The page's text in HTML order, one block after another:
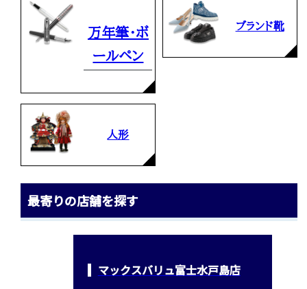
万年筆・ボ
ールペン
ブランド靴
人形
最寄りの店舗を探す
マックスバリュ富士水戸島店